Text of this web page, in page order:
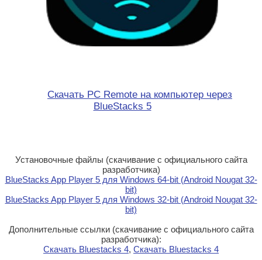
Скачать PC Remote на компьютер через
BlueStacks 5
Установочные файлы (скачивание с официального сайта
разработчика)
BlueStacks App Player 5 для Windows 64-bit (Android Nougat 32-
bit)
BlueStacks App Player 5 для Windows 32-bit (Android Nougat 32-
bit)
Дополнительные ссылки (скачивание с официального сайта
разработчика):
Скачать Bluestacks 4, Скачать Bluestacks 4